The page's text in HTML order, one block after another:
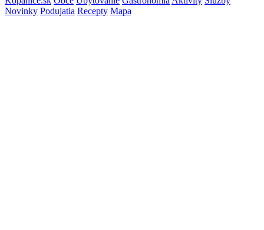
Novinky Podujatia Recepty Mapa